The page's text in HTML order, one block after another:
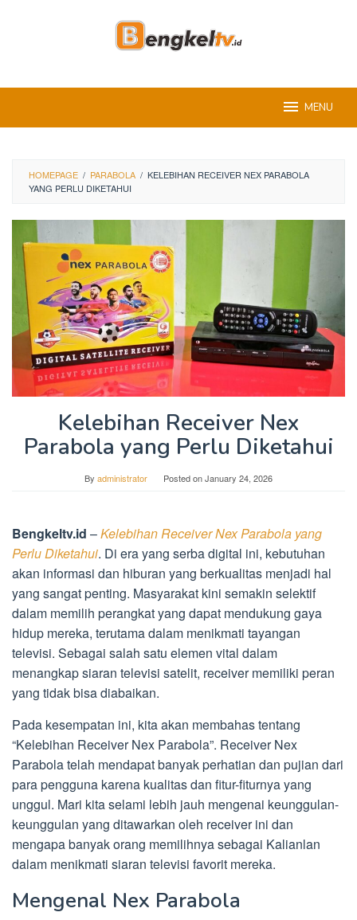
MENU
HOMEPAGE / PARABOLA / KELEBIHAN RECEIVER NEX PARABOLA
YANG PERLU DIKETAHUI
Kelebihan Receiver Nex
Parabola yang Perlu Diketahui
By administrator Posted onJanuary 24, 2026
Bengkeltv.id –Kelebihan Receiver Nex Parabola yang
Perlu Diketahui. Di era yang serba digital ini, kebutuhan
akan informasi dan hiburan yang berkualitas menjadi hal
yang sangat penting. Masyarakat kini semakin selektif
dalam memilih perangkat yang dapat mendukung gaya
hidup mereka, terutama dalam menikmati tayangan
televisi. Sebagai salah satu elemen vital dalam
menangkap siaran televisi satelit, receiver memiliki peran
yang tidak bisa diabaikan.
Pada kesempatan ini, kita akan membahas tentang
“Kelebihan Receiver Nex Parabola”. Receiver Nex
Parabola telah mendapat banyak perhatian dan pujian dari
para pengguna karena kualitas dan fitur-fiturnya yang
unggul. Mari kita selami lebih jauh mengenai keunggulan-
keunggulan yang ditawarkan oleh receiver ini dan
mengapa banyak orang memilihnya sebagai Kalianlan
dalam menikmati siaran televisi favorit mereka.
Mengenal Nex Parabola